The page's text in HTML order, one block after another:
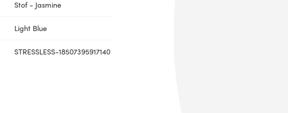
Stof - Jasmine
Light Blue
STRESSLESS-18507395917140